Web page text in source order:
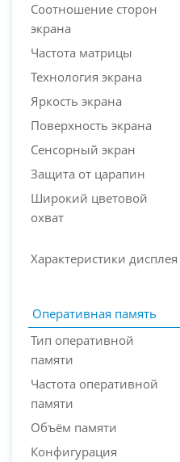
Соотношение сторон
экрана
Частота матрицы
Технология экрана
Яркость экрана
Поверхность экрана
Сенсорный экран
Защита от царапин
Широкий цветовой
охват
Характеристики дисплея
Оперативная память
Тип оперативной
памяти
Частота оперативной
памяти
Объём памяти
Конфигурация